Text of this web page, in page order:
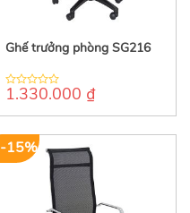
Ghế trưởng phòng SG216
0
of
1.330.000 ₫
-15%